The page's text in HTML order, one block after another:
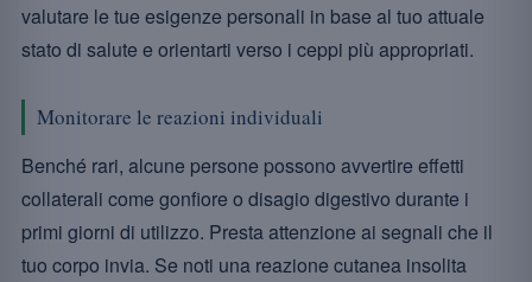
valutare le tue esigenze personali in base al tuo attuale
stato di salute e orientarti verso i ceppi più appropriati.
Monitorare le reazioni individuali
Benché rari, alcune persone possono avvertire effetti
collaterali come gonfiore o disagio digestivo durante i
primi giorni di utilizzo. Presta attenzione ai segnali che il
tuo corpo invia. Se noti una reazione cutanea insolita